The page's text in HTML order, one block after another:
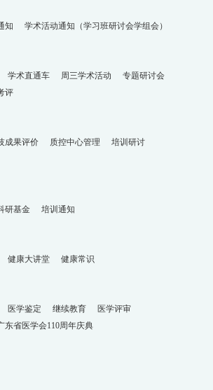
知 学术活动通知（学习班研讨会学组会）
学术直通车 周三学术活动
专题研讨会
评
成果评价 质控中心管理
培训研讨
研基金 培训通知
健康大讲堂 健康常识
医学鉴定 继续教育
医学评审
东省医学会110周年庆典